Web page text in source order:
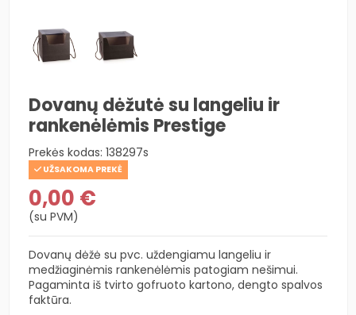
Dovanų dėžutė su langeliu ir
rankenėlėmis Prestige
Prekės kodas: 138297s
UŽSAKOMA PREKĖ
0,00 €
(su PVM)
Dovanų dėžė su pvc. uždengiamu langeliu ir
medžiaginėmis rankenėlėmis patogiam nešimui.
Pagaminta iš tvirto gofruoto kartono, dengto spalvos
faktūra.